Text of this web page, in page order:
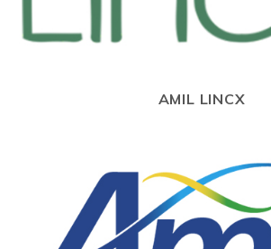
AMIL LINCX